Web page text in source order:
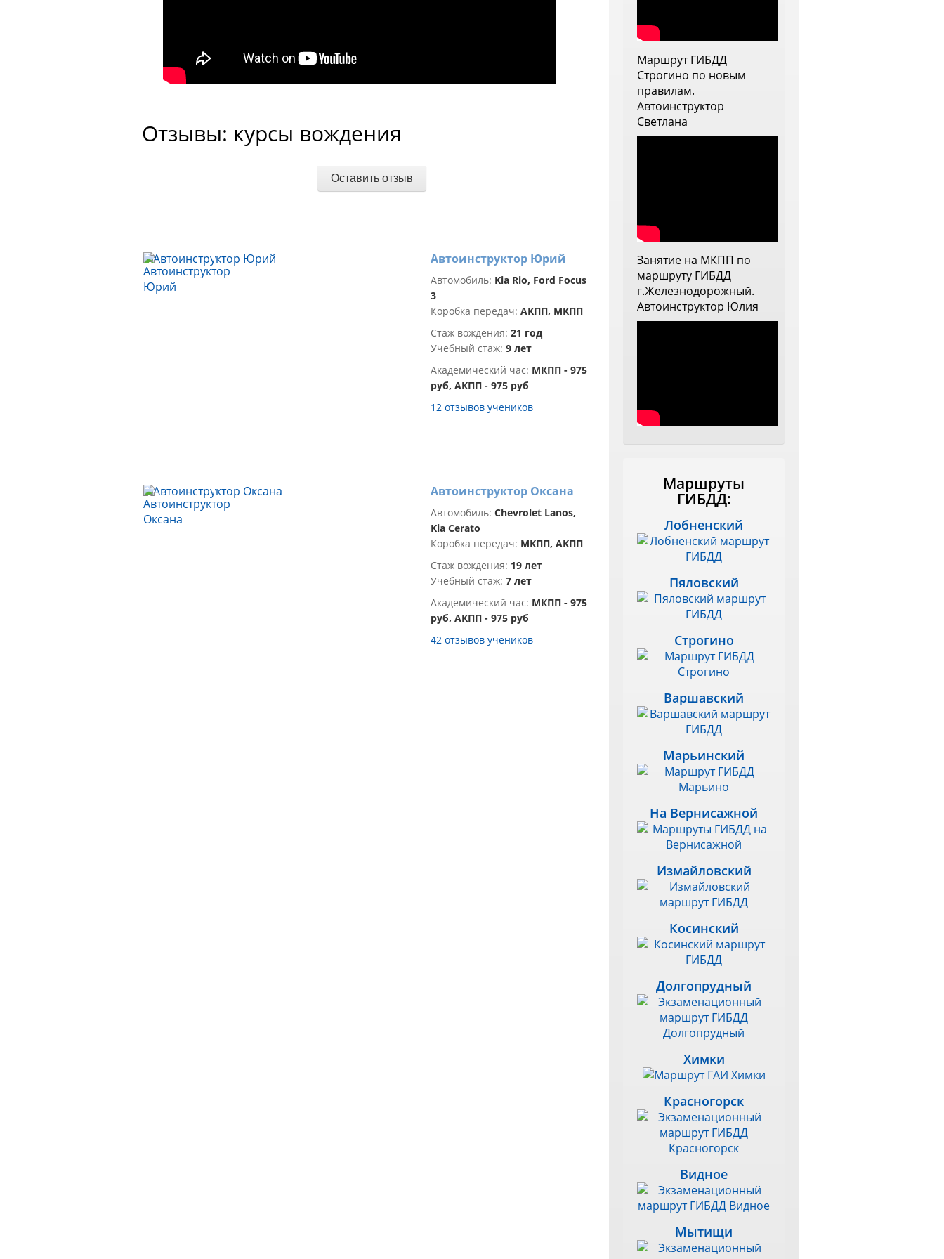
Отзывы: курсы вождения
Оставить отзыв
Автоинструктор Юрий
Автомобиль: Kia Rio, Ford Focus
3
Коробка передач: АКПП, МКПП
Стаж вождения: 21 год
Учебный стаж: 9 лет
Академический час: МКПП - 975
руб, АКПП - 975 руб
12 отзывов учеников
Автоинструктор Оксана
Автомобиль: Chevrolet Lanos,
Kia Cerato
Коробка передач: МКПП, АКПП
Стаж вождения: 19 лет
Учебный стаж: 7 лет
Академический час: МКПП - 975
руб, АКПП - 975 руб
42 отзывов учеников
инструктор прям заинтересован
стороны и прорабатывает их.
Теперь меня она напутствовала
на самостоятельное вождение и
я ей очень благодарна
Маршрут ГИБДД
Строгино по новым
правилам.
Автоинструктор
Светлана
Занятие на МКПП по
маршруту ГИБДД
г.Железнодорожный.
Автоинструктор Юлия
Маршруты
ГИБДД:
Лобненский
Пяловский
Строгино
Варшавский
Марьинский
На Вернисажной
Измайловский
Косинский
Долгопрудный
Химки
Красногорск
Видное
Мытищи